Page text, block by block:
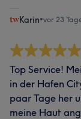
Karin•vor 23
Top Service!
in der Hafen
paar Tage her
meine Haut